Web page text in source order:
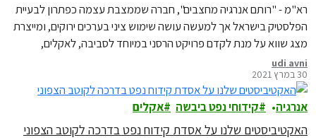
רא"מ - "רותם אנרגיה מחצבים", חברה שממצבת עצמה כפתרון לבעיית
הפלסטיק בישראל אך למעשה עושה שימוש ציני בערכים ירוקים, ומייצרת
מצג שווא על מנת לקדם פרויקט הרסני במיוחד לסביבה, לאקלים,
לכלכלה ולבריאות הציבור.
udi avni
30 במרץ 2021
אנרגיה קידוחי נפט ביבשה אקלים
האקטיביסטים שלנו על אסדת קידוח נפט בדרכה לקוטב הצפוני